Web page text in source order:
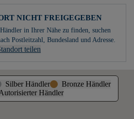
NICHT FREIGEGEBEN
in Ihrer Nähe zu finden, suchen
Postleitzahl, Bundesland und Adresse.
teilen
Silber Händler
Bronze Händler
Händler